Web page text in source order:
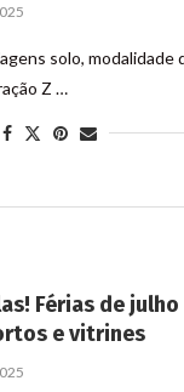
solo, modalidade
Z …
Férias de julho
e vitrines